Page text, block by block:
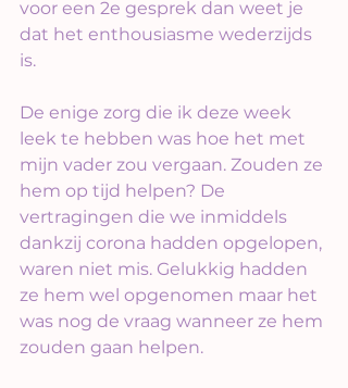
voor een 2e gesprek dan weet je
dat het enthousiasme wederzijds
is.
De enige zorg die ik deze week
leek te hebben was hoe het met
mijn vader zou vergaan. Zouden ze
hem op tijd helpen? De
vertragingen die we inmiddels
dankzij corona hadden opgelopen,
waren niet mis. Gelukkig hadden
ze hem wel opgenomen maar het
was nog de vraag wanneer ze hem
zouden gaan helpen.